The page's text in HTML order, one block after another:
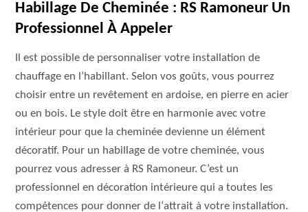
Habillage De Cheminée : RS Ramoneur Un
Professionnel À Appeler
Il est possible de personnaliser votre installation de
chauffage en l’habillant. Selon vos goûts, vous pourrez
choisir entre un revêtement en ardoise, en pierre en acier
ou en bois. Le style doit être en harmonie avec votre
intérieur pour que la cheminée devienne un élément
décoratif. Pour un habillage de votre cheminée, vous
pourrez vous adresser à RS Ramoneur. C’est un
professionnel en décoration intérieure qui a toutes les
compétences pour donner de l‘attrait à votre installation.